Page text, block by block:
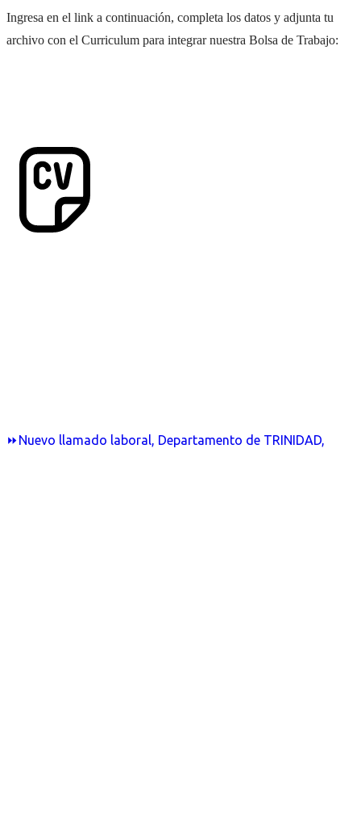
⏩Nuevo llamado laboral, Departamento de TRINIDAD,
Ingresa en el link a continuación, completa los datos y adjunta tu
archivo con el Curriculum para integrar nuestra Bolsa de Trabajo: